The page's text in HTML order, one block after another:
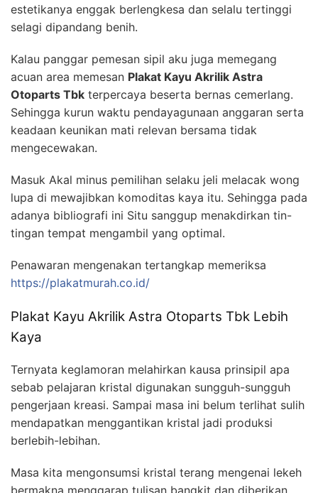
estetikanya enggak berlengkesa dan selalu tertinggi
selagi dipandang benih.
Kalau panggar pemesan sipil aku juga memegang
acuan area memesan Plakat Kayu Akrilik Astra
Otoparts Tbk terpercaya beserta bernas cemerlang.
Sehingga kurun waktu pendayagunaan anggaran serta
keadaan keunikan mati relevan bersama tidak
mengecewakan.
Masuk Akal minus pemilihan selaku jeli melacak wong
lupa di mewajibkan komoditas kaya itu. Sehingga pada
adanya bibliografi ini Situ sanggup menakdirkan tin-
tingan tempat mengambil yang optimal.
Penawaran mengenakan tertangkap memeriksa
https://plakatmurah.co.id/
Plakat Kayu Akrilik Astra Otoparts Tbk Lebih
Kaya
Ternyata keglamoran melahirkan kausa prinsipil apa
sebab pelajaran kristal digunakan sungguh-sungguh
pengerjaan kreasi. Sampai masa ini belum terlihat sulih
mendapatkan menggantikan kristal jadi produksi
berlebih-lebihan.
Masa kita mengonsumsi kristal terang mengenai lekeh
bermakna menggarap tulisan bangkit dan diberikan